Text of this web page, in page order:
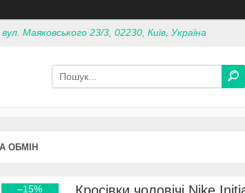
вул. Маяковського 23/3, 02230, Київ, Україна
ОБМІН
–15%